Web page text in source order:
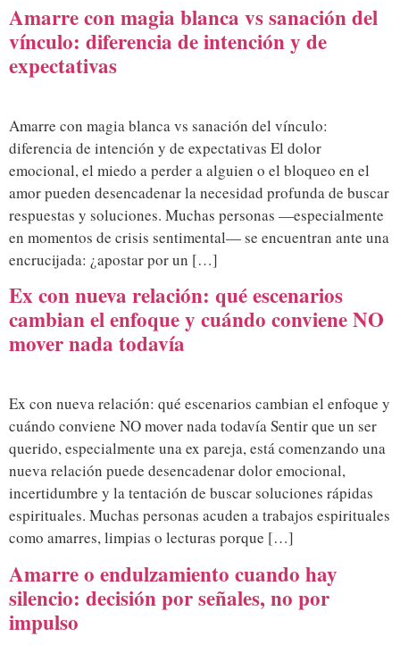
Amarre con magia blanca vs sanación del
vínculo: diferencia de intención y de
expectativas
Amarre con magia blanca vs sanación del vínculo:
diferencia de intención y de expectativas El dolor
emocional, el miedo a perder a alguien o el bloqueo en el
amor pueden desencadenar la necesidad profunda de buscar
respuestas y soluciones. Muchas personas —especialmente
en momentos de crisis sentimental— se encuentran ante una
encrucijada: ¿apostar por un […]
Ex con nueva relación: qué escenarios
cambian el enfoque y cuándo conviene NO
mover nada todavía
Ex con nueva relación: qué escenarios cambian el enfoque y
cuándo conviene NO mover nada todavía Sentir que un ser
querido, especialmente una ex pareja, está comenzando una
nueva relación puede desencadenar dolor emocional,
incertidumbre y la tentación de buscar soluciones rápidas
espirituales. Muchas personas acuden a trabajos espirituales
como amarres, limpias o lecturas porque […]
Amarre o endulzamiento cuando hay
silencio: decisión por señales, no por
impulso